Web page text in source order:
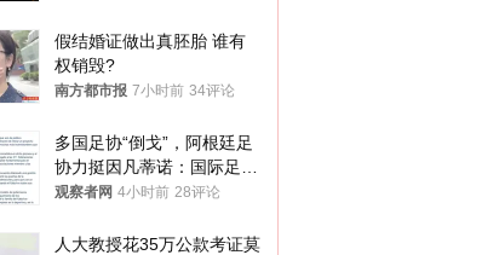
假结婚证做出真胚胎 谁有
权销毁?
南方都市报 7小时前 34评论
多国足协“倒戈”，阿根廷足
协力挺因凡蒂诺：国际足联
今后应继续在其领导下前行
观察者网 4小时前 28评论
人大教授花35万公款考证莫